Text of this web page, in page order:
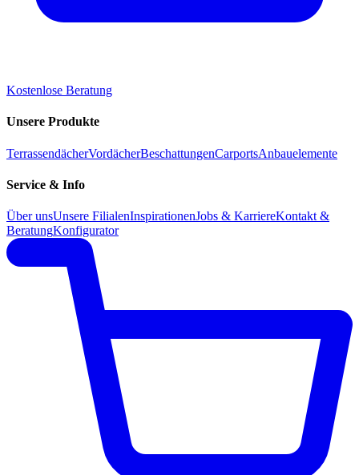
Kostenlose Beratung
Unsere Produkte
TerrassendächerVordächerBeschattungenCarportsAnbauelemente
Service & Info
Über unsUnsere FilialenInspirationenJobs & KarriereKontakt &
BeratungKonfigurator